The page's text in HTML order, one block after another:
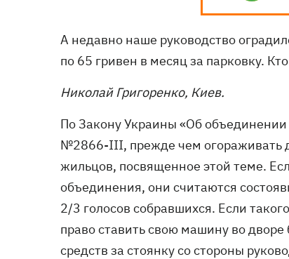
А недавно наше руководство
по 65 гривен в месяц за парковку.
Николай Григоренко, Киев.
По Закону Украины «Об
№2866-III, прежде чем огораживать
жильцов, посвященное этой теме.
объединения, они считаются
2/3 голосов собравшихся. Если
право ставить свою машину во
средств за стоянку со стороны